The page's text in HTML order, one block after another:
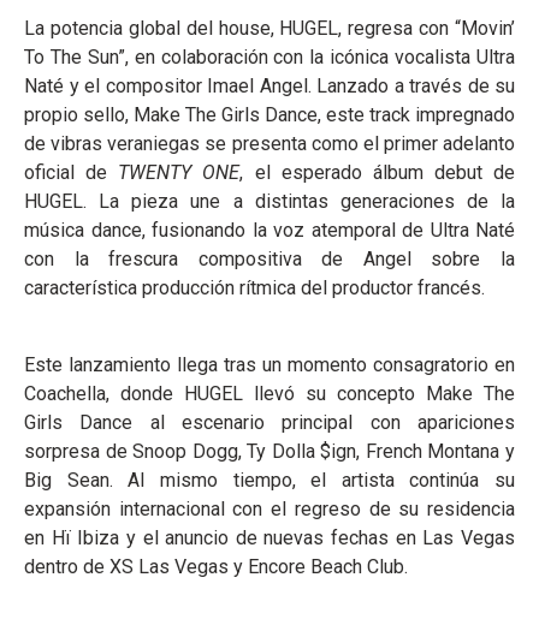
La potencia global del house, HUGEL, regresa con “Movin’
To The Sun”, en colaboración con la icónica vocalista Ultra
Naté y el compositor Imael Angel. Lanzado a través de su
propio sello, Make The Girls Dance, este track impregnado
de vibras veraniegas se presenta como el primer adelanto
oficial de TWENTY ONE, el esperado álbum debut de
HUGEL. La pieza une a distintas generaciones de la
música dance, fusionando la voz atemporal de Ultra Naté
con la frescura compositiva de Angel sobre la
característica producción rítmica del productor francés.
Este lanzamiento llega tras un momento consagratorio en
Coachella, donde HUGEL llevó su concepto Make The
Girls Dance al escenario principal con apariciones
sorpresa de Snoop Dogg, Ty Dolla $ign, French Montana y
Big Sean. Al mismo tiempo, el artista continúa su
expansión internacional con el regreso de su residencia
en Hï Ibiza y el anuncio de nuevas fechas en Las Vegas
dentro de XS Las Vegas y Encore Beach Club.